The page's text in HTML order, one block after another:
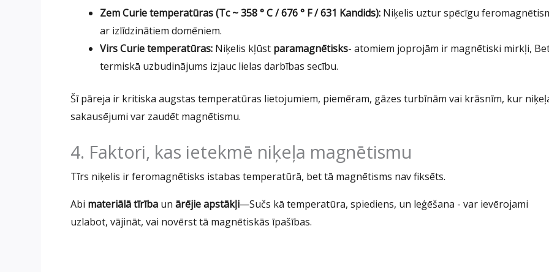
Zem Curie temperatūras (Tc ~ 358 ° C / 676 ° F / 631 Kandids): Niķelis uztur spēcīgu
ar izlīdzinātiem domēniem.
Virs Curie temperatūras: Niķelis kļūst paramagnētisks- atomiem joprojām ir magnētiski mirkļi,
termiskā uzbudinājums izjauc lielas darbības secību.
Šī pāreja ir kritiska augstas temperatūras lietojumiem, piemēram, gāzes turbīnām vai krāsnīm, kur
sakausējumi var zaudēt magnētismu.
4. Faktori, kas ietekmē niķeļa magnētismu
Tīrs niķelis ir feromagnētisks istabas temperatūrā, bet tā magnētisms nav fiksēts.
Abi materiālā tīrība un ārējie apstākļi—Sučs kā temperatūra, spiediens, un leģēšana - var ievērojami
uzlabot, vājināt, vai novērst tā magnētiskās īpašības.